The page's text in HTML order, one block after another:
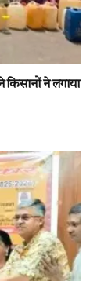
ने लगाया